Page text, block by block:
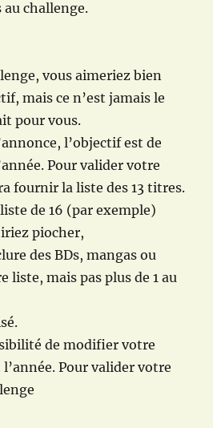
challenge.
vous aimeriez bien
mais ce n’est jamais le
pour vous.
l’objectif est de
Pour valider votre
fournir la liste des 13 titres.
de 16 (par exemple)
piocher,
des BDs, mangas ou
liste, mais pas plus de 1 au
de modifier votre
Pour valider votre